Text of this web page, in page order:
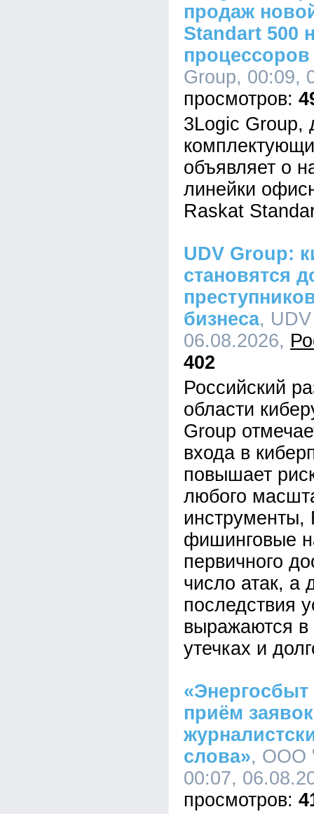
продаж
Standart 500
Group, 00:09,
3Logic Group,
объявляет о
линейки
Raskat
UDV Group:
становятся
бизнеса,
06.08.2026,
402
Российский
области
Group
входа в
повышает
любого
фишинговые
первичного
число атак, а
последствия
выражаются в
утечках и
приём
слова», ООО
00:07,